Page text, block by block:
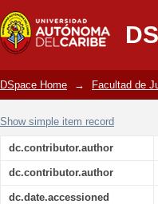
Análisis Del
Justicia
DSpace Home → Facultad de
Show simple item record
dc.contributor.author
dc.contributor.author
dc.date.accessioned